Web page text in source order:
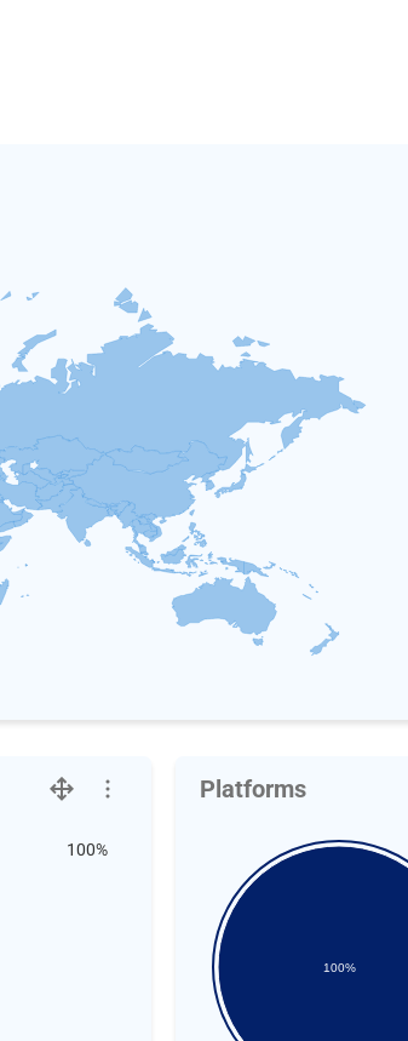
100%
Platforms
100%